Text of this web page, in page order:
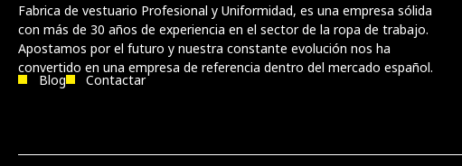
Fabrica de vestuario Profesional y Uniformidad, es una empresa sólida
con más de 30 años de experiencia en el sector de la ropa de trabajo.
Apostamos por el futuro y nuestra constante evolución nos ha
convertido en una empresa de referencia dentro del mercado español.
Blog Contactar